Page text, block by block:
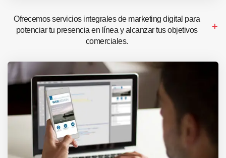
Ofrecemos servicios integrales de marketing digital para
potenciar tu presencia en línea y alcanzar tus objetivos
comerciales.